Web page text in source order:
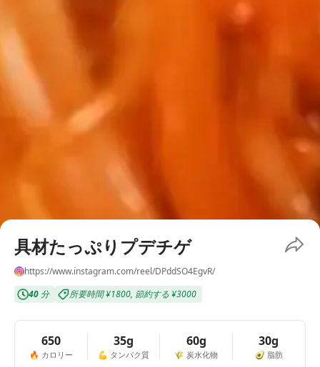
具材たっぷりプデチゲ
https://www.instagram.com/reel/DPddSO4EgvR/
40 分 所要時間¥1800, 節約する ¥3000
650
🔥 カロリー
35g
💪 タンパク質
60g
🌾 炭水化物
30g
🥑 脂肪